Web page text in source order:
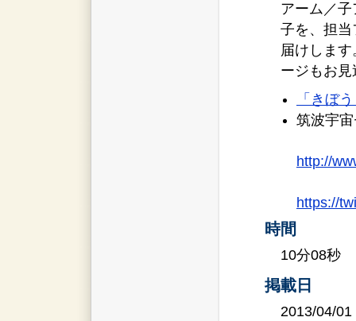
アーム／
子を、担
届けしま
ージもお
「きぼ
筑波宇
http://
https://
時間
10分08秒
掲載日
2013/04/01